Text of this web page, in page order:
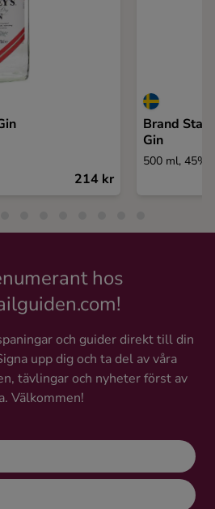
214 kr
Brand Star
Gin
500 ml, 45%
hos
och guider direkt till din
upp dig och ta del av våra
tävlingar och nyheter först av
Välkommen!